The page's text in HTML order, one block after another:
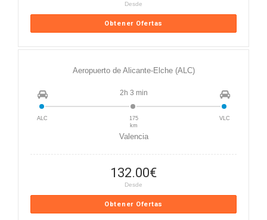
Desde
Obtener Ofertas
Aeropuerto de Alicante-Elche (ALC)
2h 3 min
ALC
175
km
VLC
Valencia
132.00€
Desde
Obtener Ofertas